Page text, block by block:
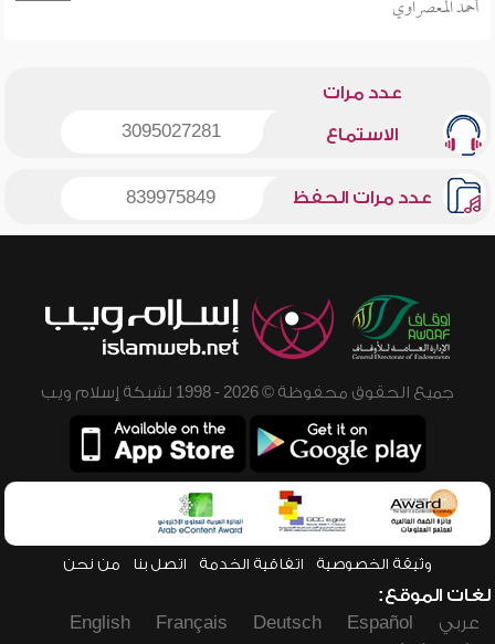
أحمد المعصراوي
عدد مرات
الاستماع 3095027281
عدد مرات الحفظ 839975849
جميع الحقوق محفوظة © 2026 - 1998 لشبكة إسلام ويب
وثيقة الخصوصية اتفاقية الخدمة اتصل بنا من نحن
لغات الموقع:
عربي
Español
Deutsch
Français
English